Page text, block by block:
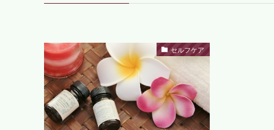
セルフケア